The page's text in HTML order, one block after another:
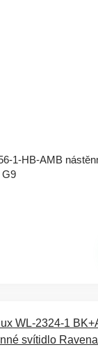
1-HB-AMB
G9